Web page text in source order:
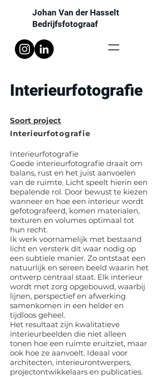
Johan Van der Hasselt
Bedrijfsfotograaf
Interieurfotografie
Soort project
Interieurfotografie
Interieurfotografie
Goede interieurfotografie draait om
balans, rust en het juist aanvoelen
van de ruimte. Licht speelt hierin een
bepalende rol. Door bewust te kiezen
wanneer en hoe een interieur wordt
gefotografeerd, komen materialen,
texturen en volumes optimaal tot
hun recht.
Ik werk voornamelijk met bestaand
licht en versterk dit waar nodig op
een subtiele manier. Zo ontstaat een
natuurlijk en sereen beeld waarin het
ontwerp centraal staat. Elk interieur
wordt met zorg opgebouwd, waarbij
lijnen, perspectief en afwerking
samenkomen in een helder en
tijdloos geheel.
Het resultaat zijn kwalitatieve
interieurbeelden die niet alleen
tonen hoe een ruimte eruitziet, maar
ook hoe ze aanvoelt. Ideaal voor
architecten, interieurontwerpers,
projectontwikkelaars en publicaties.